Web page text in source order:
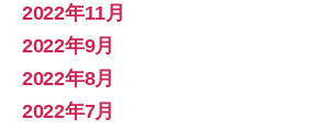
2022年11月
2022年9月
2022年8月
2022年7月